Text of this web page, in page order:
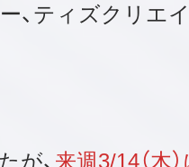
、ティズクリエ
が、 来週3/14（木